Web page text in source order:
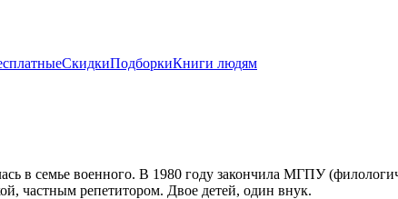
СкидкиПодборкиКниги людям
в семье военного. В 1980 году закончила МГПУ
частным репетитором. Двое детей, один внук.